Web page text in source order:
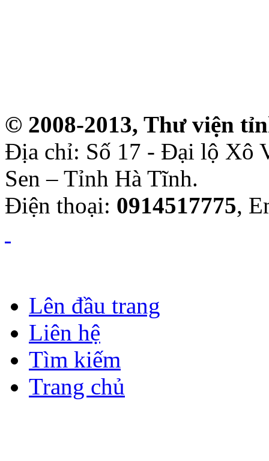
© 2008-2013, Thư viện
Địa chỉ: Số 17 - Đại lộ Xô
Sen – Tỉnh Hà Tĩnh.
Điện thoại: 0914517775,
Lên đầu trang
Liên hệ
Tìm kiếm
Trang chủ